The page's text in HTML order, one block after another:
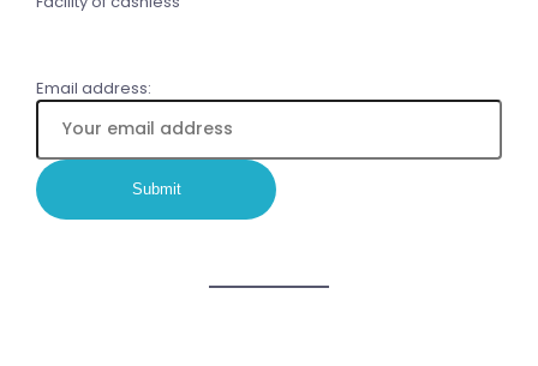
Email address: